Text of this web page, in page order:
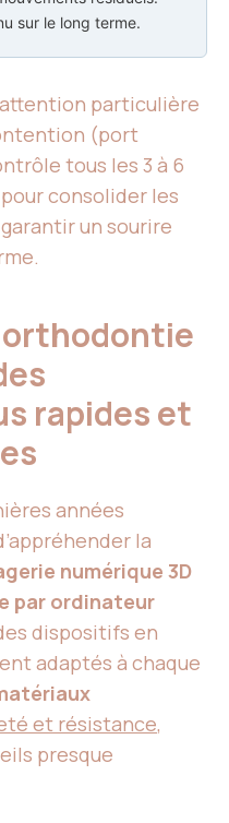
sur le long terme.
attention particulière
(port
tous les 3 à 6
consolider les
un sourire
rapides et
années
la
numérique 3D
par ordinateur
dispositifs en
adaptés à chaque
et résistance,
presque